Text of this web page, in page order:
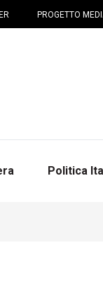
PROGETTO
Politica